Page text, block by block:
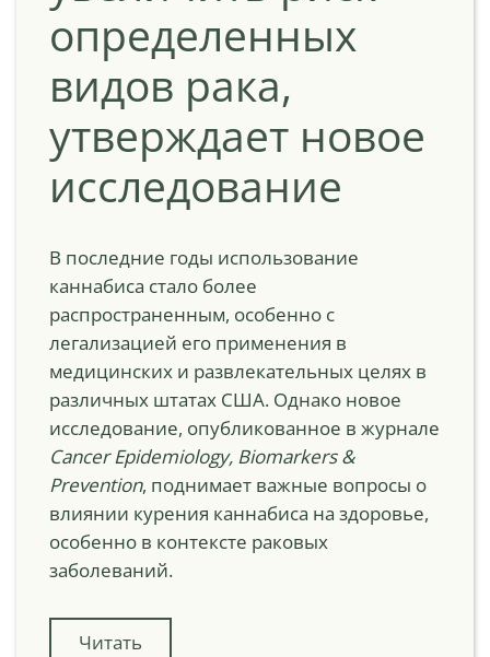
определенных
видов рака,
утверждает новое
исследование
В последние годы использование
каннабиса стало более
распространенным, особенно с
легализацией его применения в
медицинских и развлекательных целях в
различных штатах США. Однако новое
исследование, опубликованное в журнале
Cancer Epidemiology, Biomarkers &
Prevention, поднимает важные вопросы о
влиянии курения каннабиса на здоровье,
особенно в контексте раковых
заболеваний.
Читать